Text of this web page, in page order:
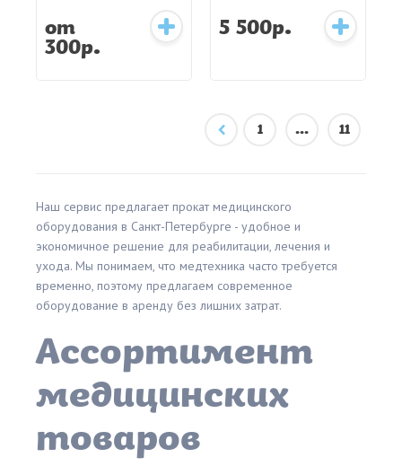
от
300р.
5 500р.
1 ... 11
Наш сервис предлагает прокат медицинского
оборудования в Санкт-Петербурге - удобное и
экономичное решение для реабилитации, лечения и
ухода. Мы понимаем, что медтехника часто требуется
временно, поэтому предлагаем современное
оборудование в аренду без лишних затрат.
Ассортимент
медицинских
товаров